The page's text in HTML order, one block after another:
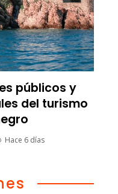
públicos y
del turismo
Hace 6 días